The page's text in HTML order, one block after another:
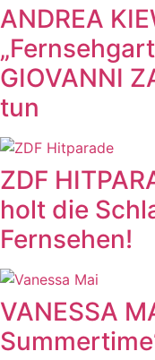
ANDREA
GIOVANNI
tun
ZDF
holt die
Fernsehen!
VANESSA